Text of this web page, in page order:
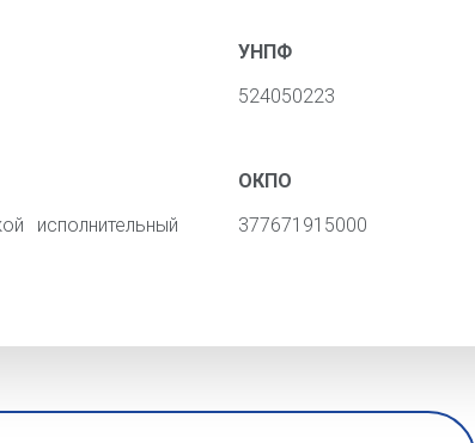
УНПФ
524050223
исполнительный
ОКПО
377671915000